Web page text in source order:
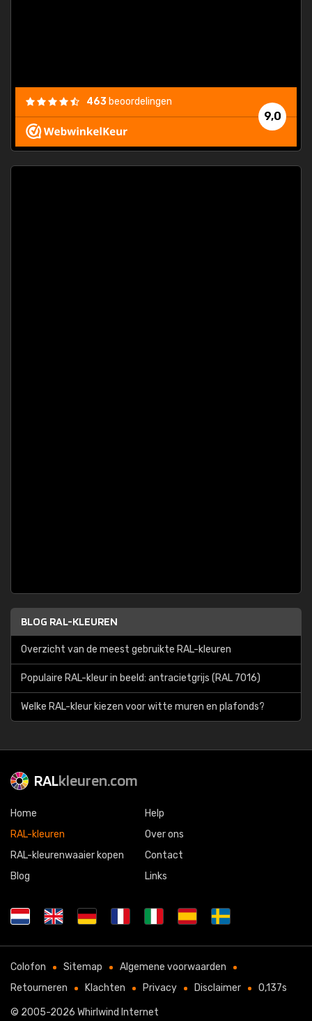
9,0
463 beoordelingen
BLOG RAL-KLEUREN
Overzicht van de meest gebruikte RAL-kleuren
Populaire RAL-kleur in beeld: antracietgrijs (RAL 7016)
Welke RAL-kleur kiezen voor witte muren en plafonds?
RALkleuren.com
Home
RAL-kleuren
RAL-kleurenwaaier kopen
Blog
Help
Over ons
Contact
Links
Colofon Sitemap
Algemene voorwaarden
Retourneren
Klachten Privacy Disclaimer 0,137s
© 2005-2026 Whirlwind Internet